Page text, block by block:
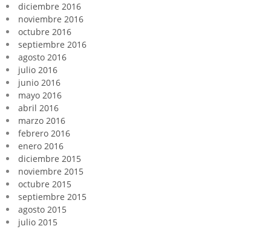
diciembre 2016
noviembre 2016
octubre 2016
septiembre 2016
agosto 2016
julio 2016
junio 2016
mayo 2016
abril 2016
marzo 2016
febrero 2016
enero 2016
diciembre 2015
noviembre 2015
octubre 2015
septiembre 2015
agosto 2015
julio 2015